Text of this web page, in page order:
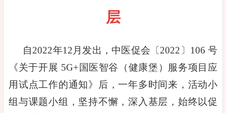
层
自2022年12月发出，中医促会〔2022〕106 号
《关于开展 5G+国医智谷（健康堡）服务项目应
用试点工作的通知》后，一年多时间来，活动小
组与课题小组，坚持不懈，深入基层，始终以促